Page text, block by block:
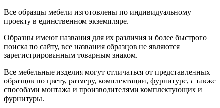
Все образцы мебели изготовлены по индивидуальному
проекту в единственном экземпляре.
Образцы имеют названия для их различия и более быстрого
поиска по сайту, все названия образцов не являются
зарегистрированным товарным знаком.
Все мебельные изделия могут отличаться от представленных
образцов по цвету, размеру, комплектации, фурнитуре, а также
способами монтажа и производителями комплектующих и
фурнитуры.